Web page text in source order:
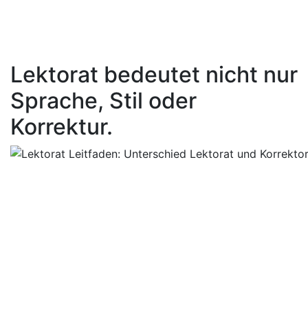
Lektorat bedeutet nicht nur
Sprache, Stil oder
Korrektur.